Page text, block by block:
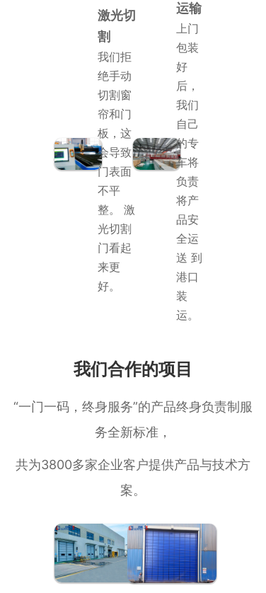
激光切
割
我们拒
绝手动
切割窗
帘和门
板，这
会导致
门表面
不平
整。 激
光切割
门看起
来更
好。
运输
上门
包装
好
后，
我们
自己
的专
车将
负责
将产
品安
全运
送 到
港口
装
运。
我们合作的项目
“一门一码，终身服务”的产品终身负责制服
务全新标准，
共为3800多家企业客户提供产品与技术方
案。